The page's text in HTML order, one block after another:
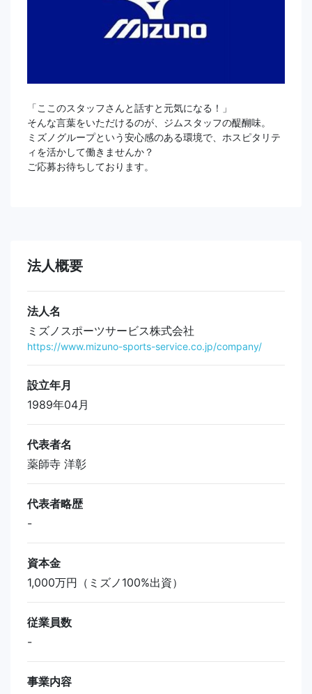
「ここのスタッフさんと話すと元気になる！」
そんな言葉をいただけるのが、ジムスタッフの醍醐味。
ミズノグループという安心感のある環境で、ホスピタリテ
ィを活かして働きませんか？
ご応募お待ちしております。
法人概要
法人名
ミズノスポーツサービス株式会社
https://www.mizuno-sports-service.co.jp/company/
設立年月
1989年04月
代表者名
薬師寺 洋彰
代表者略歴
-
資本金
1,000万円（ミズノ100%出資）
従業員数
-
事業内容